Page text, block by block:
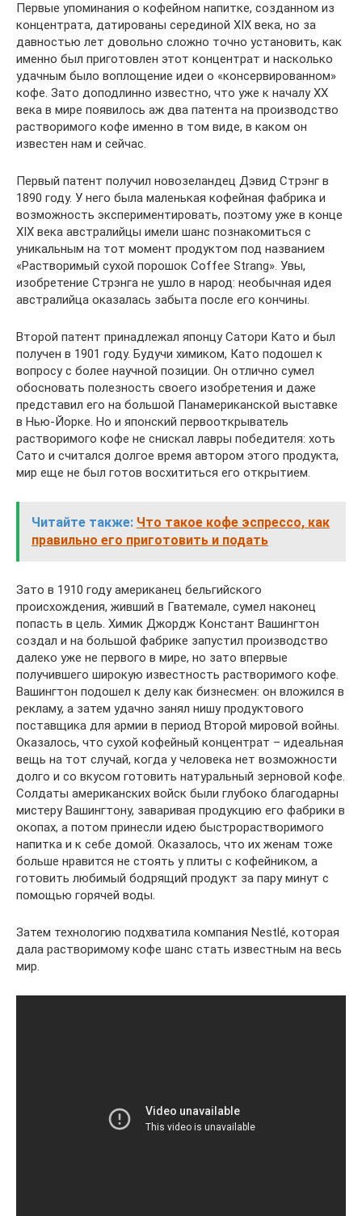
Первые упоминания о кофейном напитке, созданном из
концентрата, датированы серединой XIX века, но за
давностью лет довольно сложно точно установить, как
именно был приготовлен этот концентрат и насколько
удачным было воплощение идеи о «консервированном»
кофе. Зато доподлинно известно, что уже к началу XX
века в мире появилось аж два патента на производство
растворимого кофе именно в том виде, в каком он
известен нам и сейчас.
Первый патент получил новозеландец Дэвид Стрэнг в
1890 году. У него была маленькая кофейная фабрика и
возможность экспериментировать, поэтому уже в конце
XIX века австралийцы имели шанс познакомиться с
уникальным на тот момент продуктом под названием
«Растворимый сухой порошок Coffee Strang». Увы,
изобретение Стрэнга не ушло в народ: необычная идея
австралийца оказалась забыта после его кончины.
Второй патент принадлежал японцу Сатори Като и был
получен в 1901 году. Будучи химиком, Като подошел к
вопросу с более научной позиции. Он отлично сумел
обосновать полезность своего изобретения и даже
представил его на большой Панамериканской выставке
в Нью-Йорке. Но и японский первооткрыватель
растворимого кофе не снискал лавры победителя: хоть
Сато и считался долгое время автором этого продукта,
мир еще не был готов восхититься его открытием.
Читайте также: Что такое кофе эспрессо, как
правильно его приготовить и подать
Зато в 1910 году американец бельгийского
происхождения, живший в Гватемале, сумел наконец
попасть в цель. Химик Джордж Констант Вашингтон
создал и на большой фабрике запустил производство
далеко уже не первого в мире, но зато впервые
получившего широкую известность растворимого кофе.
Вашингтон подошел к делу как бизнесмен: он вложился в
рекламу, а затем удачно занял нишу продуктового
поставщика для армии в период Второй мировой войны.
Оказалось, что сухой кофейный концентрат – идеальная
вещь на тот случай, когда у человека нет возможности
долго и со вкусом готовить натуральный зерновой кофе.
Солдаты американских войск были глубоко благодарны
мистеру Вашингтону, заваривая продукцию его фабрики в
окопах, а потом принесли идею быстрорастворимого
напитка и к себе домой. Оказалось, что их женам тоже
больше нравится не стоять у плиты с кофейником, а
готовить любимый бодрящий продукт за пару минут с
помощью горячей воды.
Затем технологию подхватила компания Nestlé, которая
дала растворимому кофе шанс стать известным на весь
мир.